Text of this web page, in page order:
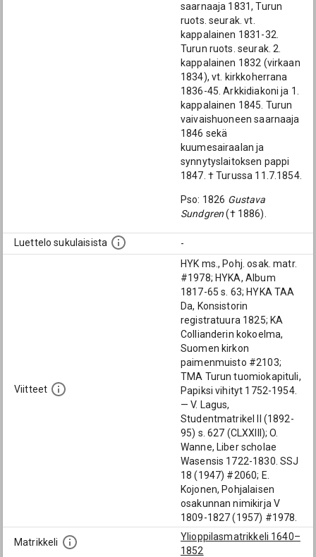
saarnaaja 1831, Turun
ruots. seurak. vt.
kappalainen 1831-32.
Turun ruots. seurak. 2.
kappalainen 1832 (virkaan
1834), vt. kirkkoherrana
1836-45. Arkkidiakoni ja 1.
kappalainen 1845. Turun
vaivaishuoneen saarnaaja
1846 sekä
kuumesairaalan ja
synnytyslaitoksen pappi
1847. † Turussa 11.7.1854.
Pso: 1826 Gustava
Sundgren(† 1886).
Luettelo sukulaisista -
Viitteet
HYK ms., Pohj. osak. matr.
#1978; HYKA, Album
1817-65 s. 63; HYKA TAA
Da, Konsistorin
registratuura 1825; KA
Collianderin kokoelma,
Suomen kirkon
paimenmuisto #2103;
TMA Turun tuomiokapituli,
Papiksi vihityt 1752-1954.
— V. Lagus,
Studentmatrikel II (1892-
95) s. 627 (CLXXIII); O.
Wanne, Liber scholae
Wasensis 1722-1830. SSJ
18 (1947) #2060; E.
Kojonen, Pohjalaisen
osakunnan nimikirja V
1809-1827 (1957) #1978.
Matrikkeli
Ylioppilasmatrikkeli 1640–
1852